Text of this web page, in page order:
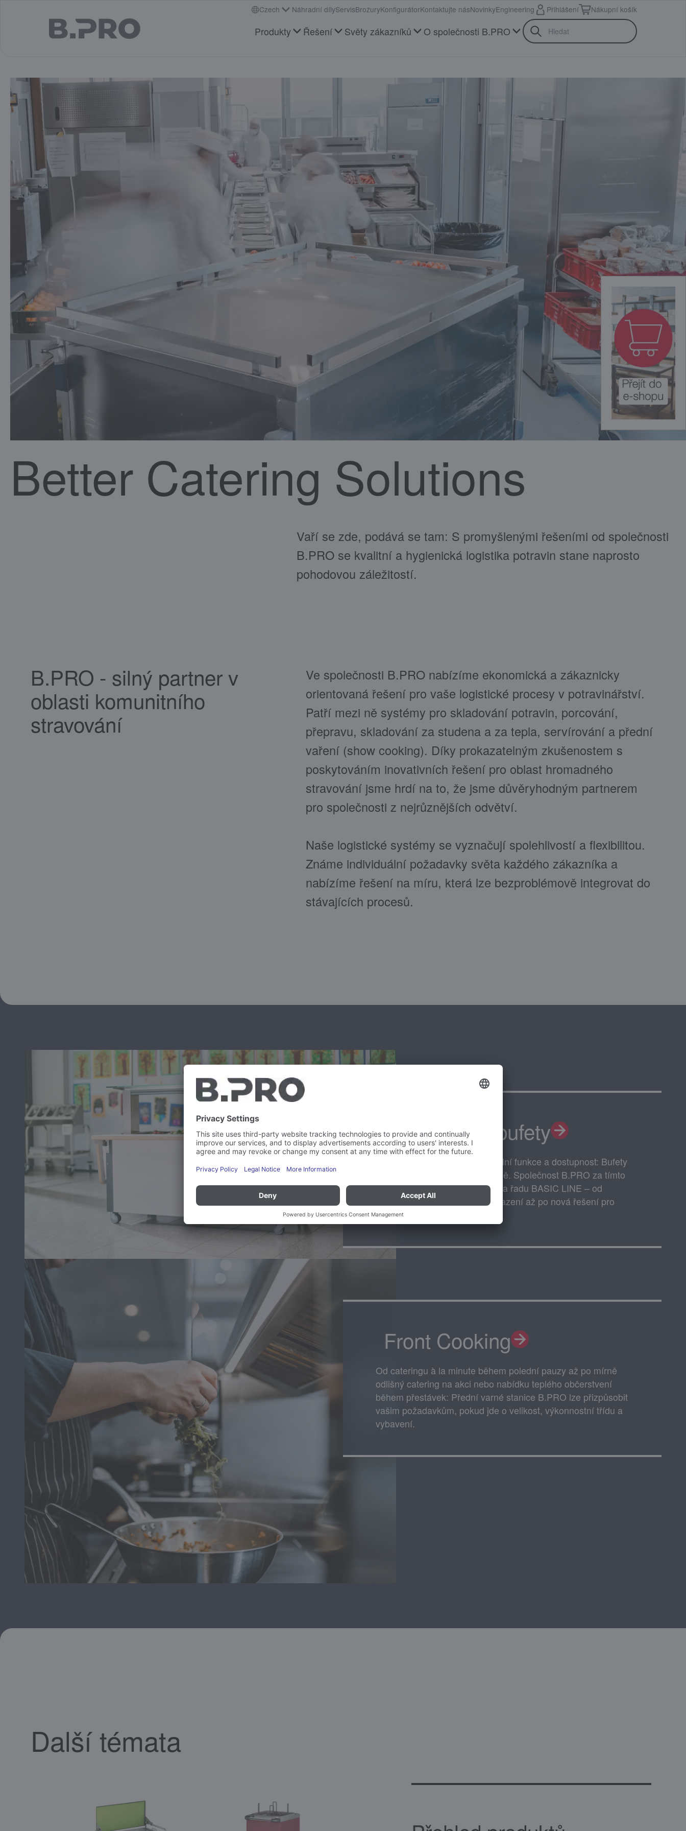
Produkty Řešení Světy zákazníků O společnosti B.PRO
Czech Náhradní dílyServisBrožuryKonfigurátorKontaktujte násNovinkyEngineering Přihlášení Nákupní košík
Better Catering Solutions
Vaří se zde, podává se tam: S promyšlenými řešeními od společnosti
B.PRO se kvalitní a hygienická logistika potravin stane naprosto
pohodovou záležitostí.
B.PRO - silný partner v
oblasti komunitního
stravování
Ve společnosti B.PRO nabízíme ekonomická a zákaznicky
orientovaná řešení pro vaše logistické procesy v potravinářství.
Patří mezi ně systémy pro skladování potravin, porcování,
přepravu, skladování za studena a za tepla, servírování a přední
vaření (show cooking). Díky prokazatelným zkušenostem s
poskytováním inovativních řešení pro oblast hromadného
stravování jsme hrdí na to, že jsme důvěryhodným partnerem
pro společnosti z nejrůznějších odvětví.
Naše logistické systémy se vyznačují spolehlivostí a flexibilitou.
Známe individuální požadavky světa každého zákazníka a
nabízíme řešení na míru, která lze bezproblémově integrovat do
stávajících procesů.
Novinky pro bufety
Přesvědčivá prezentace, flexibilní funkce a dostupnost: Bufety
toho dnes musí zvládnout hodně. Společnost B.PRO za tímto
účelem komplexně přepracovala řadu BASIC LINE – od
optimalizované technologie chlazení až po nová řešení pro
malé strávníky.
Front Cooking
Od cateringu à la minute během polední pauzy až po mírně
odlišný catering na akci nebo nabídku teplého občerstvení
během přestávek: Přední varné stanice B.PRO lze přizpůsobit
vašim požadavkům, pokud jde o velikost, výkonnostní třídu a
vybavení.
Další témata